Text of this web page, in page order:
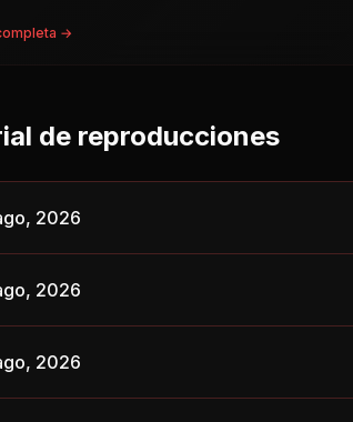
→
de reproducciones
2026
2026
2026